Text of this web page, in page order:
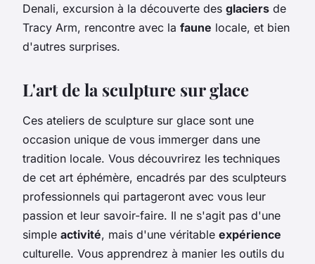
Denali, excursion à la découverte des glaciers de
Tracy Arm, rencontre avec la faune locale, et bien
d'autres surprises.
L'art de la sculpture sur glace
Ces ateliers de sculpture sur glace sont une
occasion unique de vous immerger dans une
tradition locale. Vous découvrirez les techniques
de cet art éphémère, encadrés par des sculpteurs
professionnels qui partageront avec vous leur
passion et leur savoir-faire. Il ne s'agit pas d'une
simple activité, mais d'une véritable expérience
culturelle. Vous apprendrez à manier les outils du